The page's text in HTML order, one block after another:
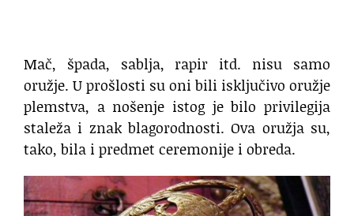
Mač, špada, sablja, rapir itd. nisu samo
oružje. U prošlosti su oni bili isključivo oružje
plemstva, a nošenje istog je bilo privilegija
staleža i znak blagorodnosti. Ova oružja su,
tako, bila i predmet ceremonije i obreda.